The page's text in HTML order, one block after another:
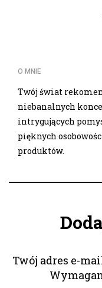
O MNIE
Twój świat
niebanalnych
intrygujących
pięknych
produktów.
Twój adres e-